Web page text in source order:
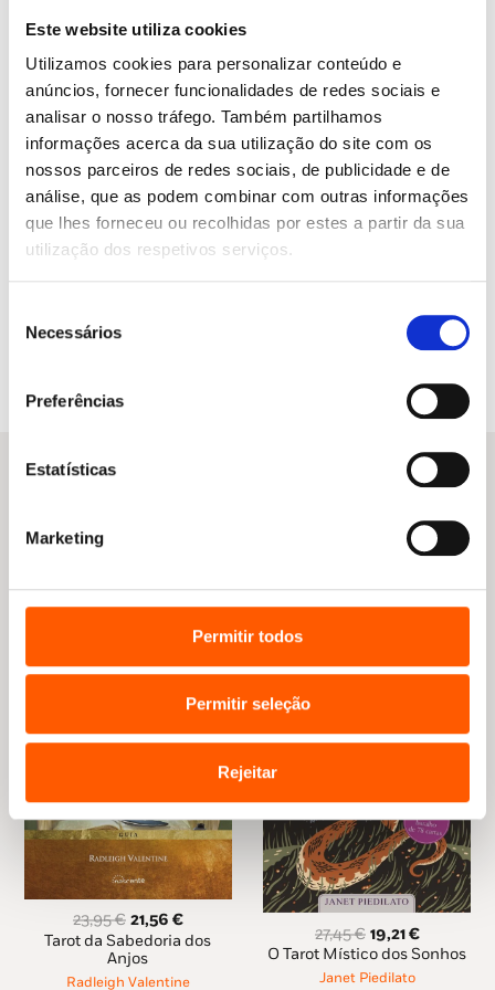
Este website utiliza cookies
Utilizamos cookies para personalizar conteúdo e
anúncios, fornecer funcionalidades de redes sociais e
analisar o nosso tráfego. Também partilhamos
informações acerca da sua utilização do site com os
nossos parceiros de redes sociais, de publicidade e de
análise, que as podem combinar com outras informações
que lhes forneceu ou recolhidas por estes a partir da sua
utilização dos respetivos serviços.
Necessários
Preferências
Estatísticas
Marketing
Permitir todos
Permitir seleção
Rejeitar
Sofia Rito
Outras sugestões
23,95€ O
preço
original
era:
21,56 €O
preço
é:
Tarot da Sabedoria dos
Anjos
Radleigh Valentine
27,45€ O
preço
original
19,21€O
preço
O Tarot Místico dos Sonhos
Janet Piedilato